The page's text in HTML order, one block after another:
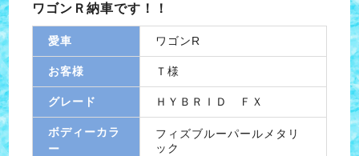
ワゴンＲ納車です！！
愛車 ワゴンR
お客様 Ｔ様
グレード ＨＹＢＲＩＤ ＦＸ
ボディーカラ
ー
フィズブルーパールメタリ
ック